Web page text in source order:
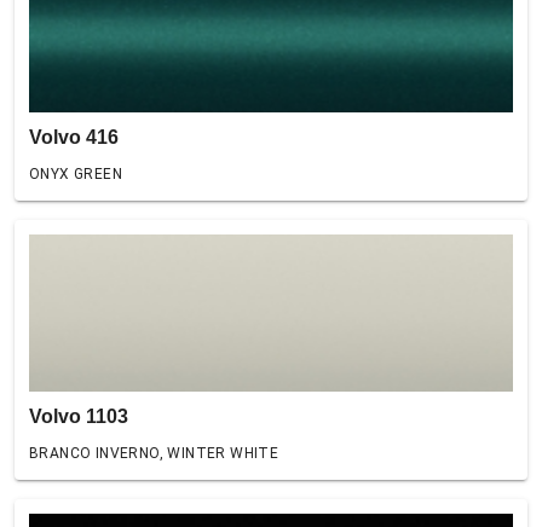
Volvo 416
ONYX GREEN
Volvo 1103
BRANCO INVERNO, WINTER WHITE